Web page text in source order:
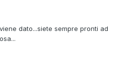
dato...siete sempre pronti ad